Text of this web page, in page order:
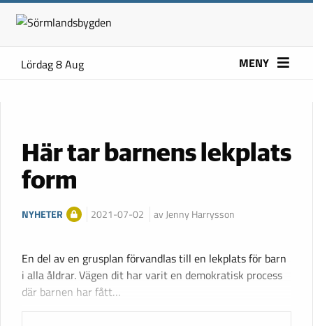
Lördag 8 Aug MENY
Här tar barnens lekplats
form
NYHETER 2021-07-02 av Jenny Harrysson
En del av en grusplan förvandlas till en lekplats för barn
i alla åldrar. Vägen dit har varit en demokratisk process
där barnen har fått…